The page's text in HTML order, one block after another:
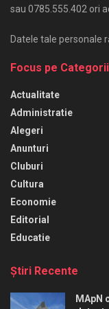
sau 0785.555.402 ori
Datele tale personale
Focus pe Categorii
Actualitate
Administratie
Alegeri
Anunturi
Cluburi
Cultura
Economie
Editorial
Educatie
Ştiri Recente
MApN